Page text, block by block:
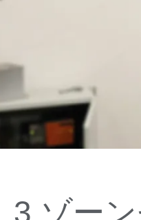
3 ゾー